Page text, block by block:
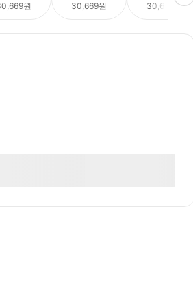
원 30,669원 30,669원